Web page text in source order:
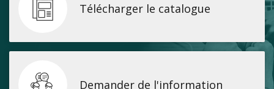
Télécharger le catalogue
Demander de l'information